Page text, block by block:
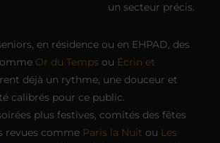
un secteur précis.
en résidence ou en EHPAD, des
Or du Temps ou Écrin et
déjà un rythme, une douceur et
calibrés pour ce public.
plus festives, comités des fêtes
revues comme Paris la Nuit ou Les